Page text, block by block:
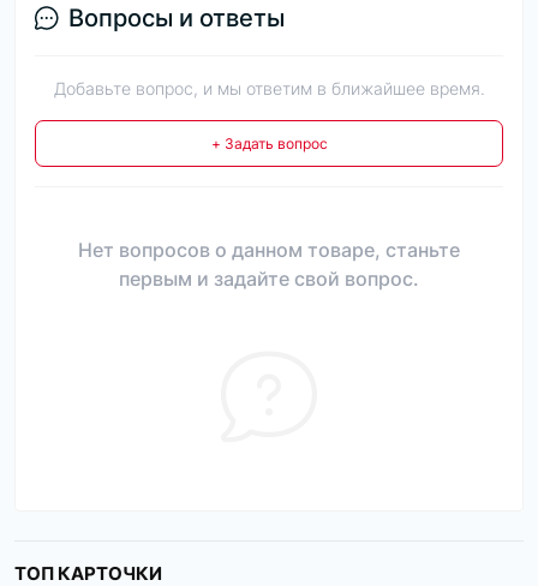
Вопросы и ответы
Добавьте вопрос, и мы ответим в ближайшее время.
+ Задать вопрос
Нет вопросов о данном товаре, станьте
первым и задайте свой вопрос.
ТОП КАРТОЧКИ